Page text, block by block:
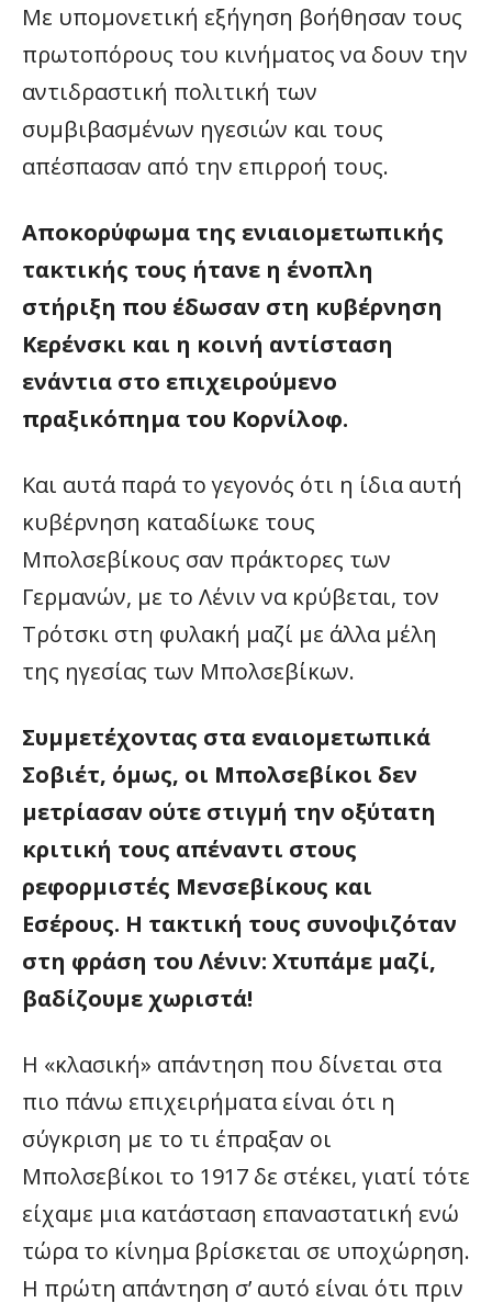
Με υπομονετική εξήγηση βοήθησαν τους
πρωτοπόρους του κινήματος να δουν την
αντιδραστική πολιτική των
συμβιβασμένων ηγεσιών και τους
απέσπασαν από την επιρροή τους.
Αποκορύφωμα της ενιαιομετωπικής
τακτικής τους ήτανε η ένοπλη
στήριξη που έδωσαν στη κυβέρνηση
Κερένσκι και η κοινή αντίσταση
ενάντια στο επιχειρούμενο
πραξικόπημα του Κορνίλοφ.
Και αυτά παρά το γεγονός ότι η ίδια αυτή
κυβέρνηση καταδίωκε τους
Μπολσεβίκους σαν πράκτορες των
Γερμανών, με το Λένιν να κρύβεται, τον
Τρότσκι στη φυλακή μαζί με άλλα μέλη
της ηγεσίας των Μπολσεβίκων.
Συμμετέχοντας στα εναιομετωπικά
Σοβιέτ, όμως, οι Μπολσεβίκοι δεν
μετρίασαν ούτε στιγμή την οξύτατη
κριτική τους απέναντι στους
ρεφορμιστές Μενσεβίκους και
Εσέρους. Η τακτική τους συνοψιζόταν
στη φράση του Λένιν: Χτυπάμε μαζί,
βαδίζουμε χωριστά!
Η «κλασική» απάντηση που δίνεται στα
πιο πάνω επιχειρήματα είναι ότι η
σύγκριση με το τι έπραξαν οι
Μπολσεβίκοι το 1917 δε στέκει, γιατί τότε
είχαμε μια κατάσταση επαναστατική ενώ
τώρα το κίνημα βρίσκεται σε υποχώρηση.
Η πρώτη απάντηση σ’ αυτό είναι ότι πριν